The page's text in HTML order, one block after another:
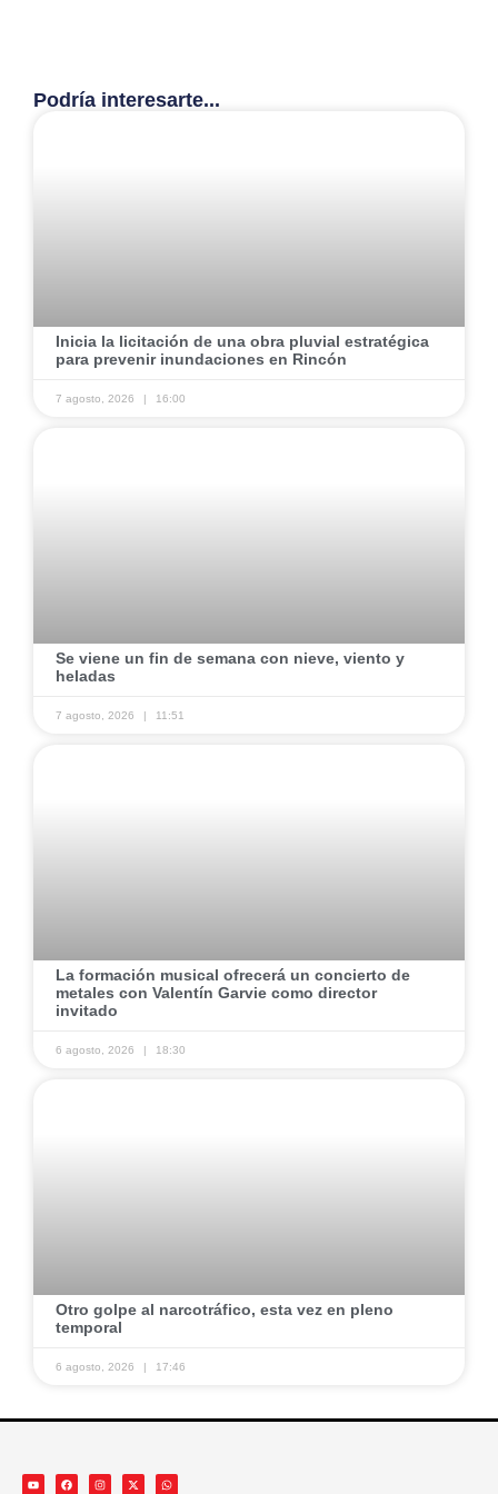
Podría interesarte...
​Inicia la licitación de una obra pluvial estratégica
para prevenir inundaciones en Rincón ​
7 agosto, 2026 16:00
​Se viene un fin de semana con nieve, viento y
heladas ​
7 agosto, 2026 11:51
​La formación musical ofrecerá un concierto de
metales con Valentín Garvie como director
invitado ​
6 agosto, 2026 18:30
​Otro golpe al narcotráfico, esta vez en pleno
temporal ​
6 agosto, 2026 17:46